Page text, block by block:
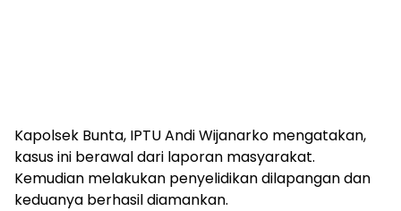
Kapolsek Bunta, IPTU Andi Wijanarko mengatakan,
kasus ini berawal dari laporan masyarakat.
Kemudian melakukan penyelidikan dilapangan dan
keduanya berhasil diamankan.